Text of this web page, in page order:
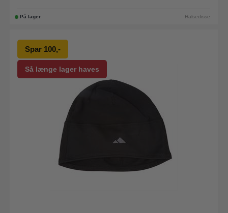
På lager Halsedisse
Så længe lager haves
Spar 100,-